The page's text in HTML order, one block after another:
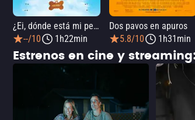
¿Ei, dónde está mi perro?
--/10
1h22min
Dos pavos en apuros
5.8/10
1h31min
Estrenos en cine y